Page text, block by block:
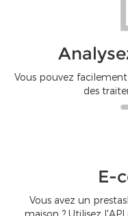
Vous pouvez
des
E-
Vous avez un
maison ? Utilisez